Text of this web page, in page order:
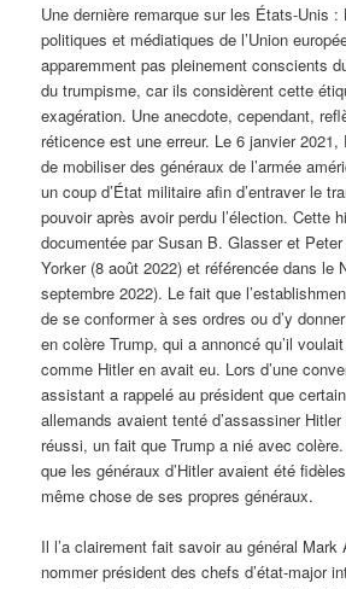
Une dernière remarque sur les États-Unis
politiques et médiatiques de l’Union
apparemment pas pleinement conscients
du trumpisme, car ils considèrent cette
exagération. Une anecdote, cependant,
réticence est une erreur. Le 6 janvier 2021,
de mobiliser des généraux de l’armée
un coup d’État militaire afin d’entraver le
pouvoir après avoir perdu l’élection. Cette
documentée par Susan B. Glasser et
Yorker (8 août 2022) et référencée dans le
septembre 2022). Le fait que
de se conformer à ses ordres ou d’y
en colère Trump, qui a annoncé qu’il
comme Hitler en avait eu. Lors d’une
assistant a rappelé au président que
allemands avaient tenté d’assassiner
réussi, un fait que Trump a nié avec
que les généraux d’Hitler avaient été
même chose de ses propres généraux.
Il l’a clairement fait savoir au général
nommer président des chefs d’état-major